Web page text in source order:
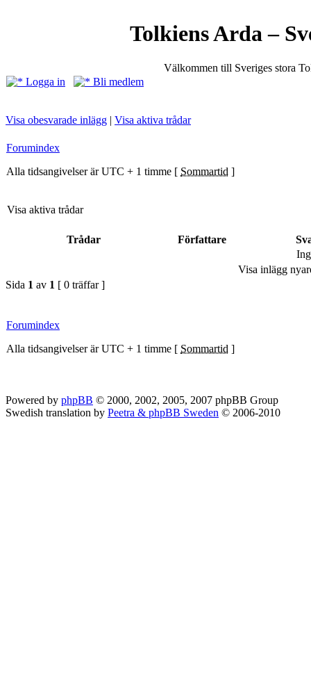
Tolkiens Arda –
Välkommen till Sveriges stora
Logga in
Bli medlem
Visa obesvarade inlägg | Visa aktiva trådar
Forumindex
Alla tidsangivelser är UTC + 1 timme [ Sommartid ]
Visa aktiva trådar
Trådar Författare
Visa inlägg
Sida 1 av 1 [ 0 träffar ]
Forumindex
Alla tidsangivelser är UTC + 1 timme [ Sommartid ]
Powered by phpBB © 2000, 2002, 2005, 2007 phpBB Group
Swedish translation by Peetra & phpBB Sweden © 2006-2010